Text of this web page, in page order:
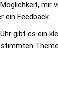
mir
ein Feedback
gibt es ein